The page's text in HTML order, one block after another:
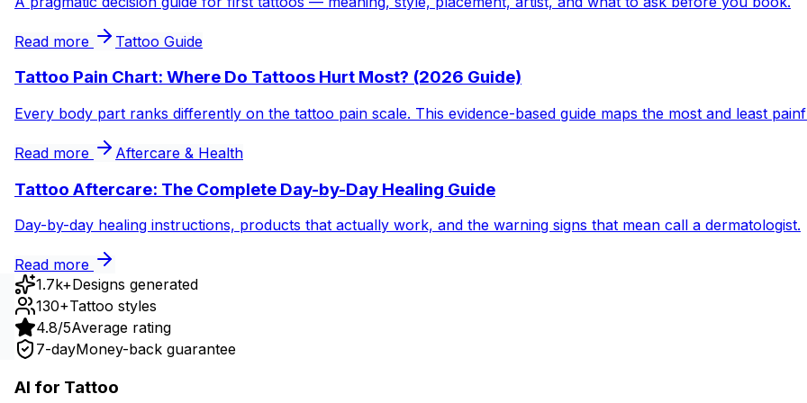
Read more Tattoo Guide
Tattoo Pain Chart: Where Do Tattoos Hurt Most? (2026 Guide)
Every body part ranks differently on the tattoo pain scale. This evidence-based guide maps the most and least
Read more Aftercare & Health
Tattoo Aftercare: The Complete Day-by-Day Healing Guide
Day-by-day healing instructions, products that actually work, and the warning signs that mean call a dermatologist.
Read more
1.7k+Designs generated
130+Tattoo styles
4.8/5Average rating
7-dayMoney-back guarantee
AI for Tattoo